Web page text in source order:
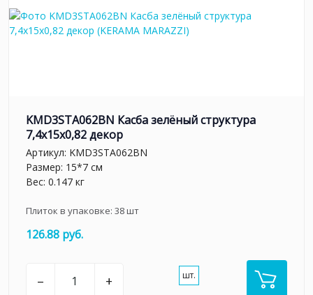
KMD3STA062BN Касба зелёный структура
7,4x15x0,82 декор
Артикул: KMD3STA062BN
Размер: 15*7 см
Вес: 0.147 кг
Плиток в упаковке: 38шт
126.88 руб.
– + шт.